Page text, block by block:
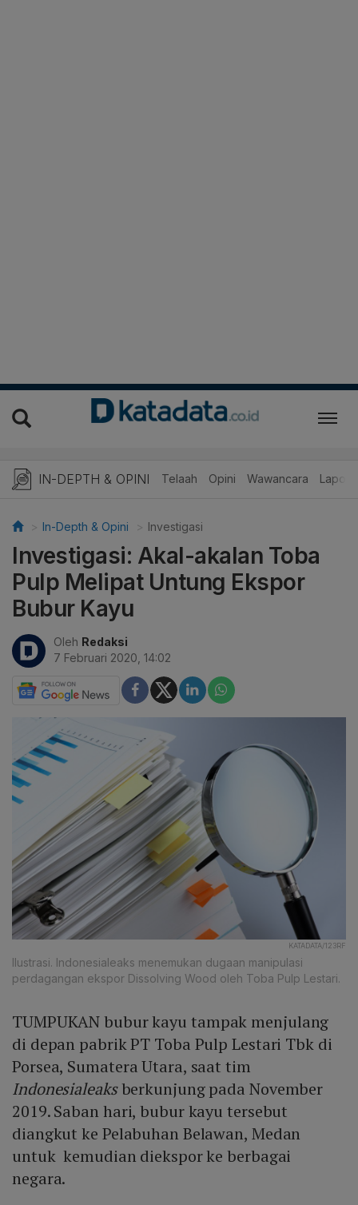
IN-DEPTH & OPINI Telaah Opini Wawancara
In-Depth & Opini Investigasi
Investigasi: Akal-akalan Toba
Pulp Melipat Untung Ekspor
Bubur Kayu
Oleh Redaksi
7 Februari 2020, 14:02
KATADATA/123RF
Ilustrasi. Indonesialeaks menemukan dugaan manipulasi
perdagangan ekspor Dissolving Wood oleh Toba Pulp Lestari.
TUMPUKAN bubur kayu tampak menjulang
di depan pabrik PT Toba Pulp Lestari Tbk di
Porsea, Sumatera Utara, saat tim
Indonesialeaksberkunjung pada November
2019. Saban hari, bubur kayu tersebut
diangkut ke Pelabuhan Belawan, Medan
untuk kemudian diekspor ke berbagai
negara.